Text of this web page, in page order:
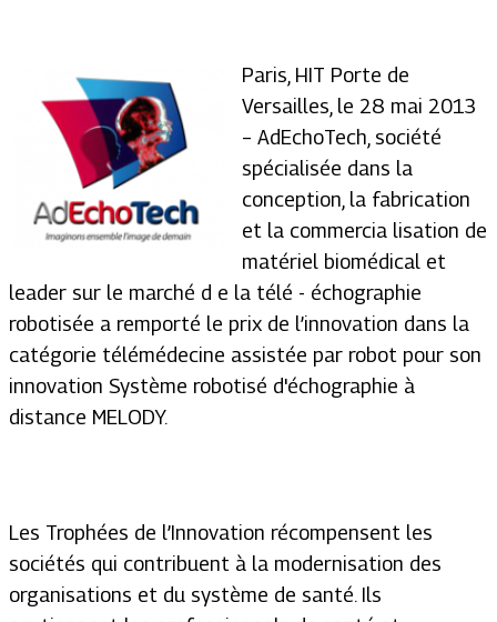
Paris, HIT Porte de
Versailles, le 28 mai 2013
– AdEchoTech, société
spécialisée dans la
conception, la fabrication
et la commercia lisation de
matériel biomédical et
leader sur le marché d e la télé - échographie
robotisée a remporté le prix de l’innovation dans la
catégorie télémédecine assistée par robot pour son
innovation Système robotisé d'échographie à
distance MELODY.
Les Trophées de l’Innovation récompensent les
sociétés qui contribuent à la modernisation des
organisations et du système de santé. Ils